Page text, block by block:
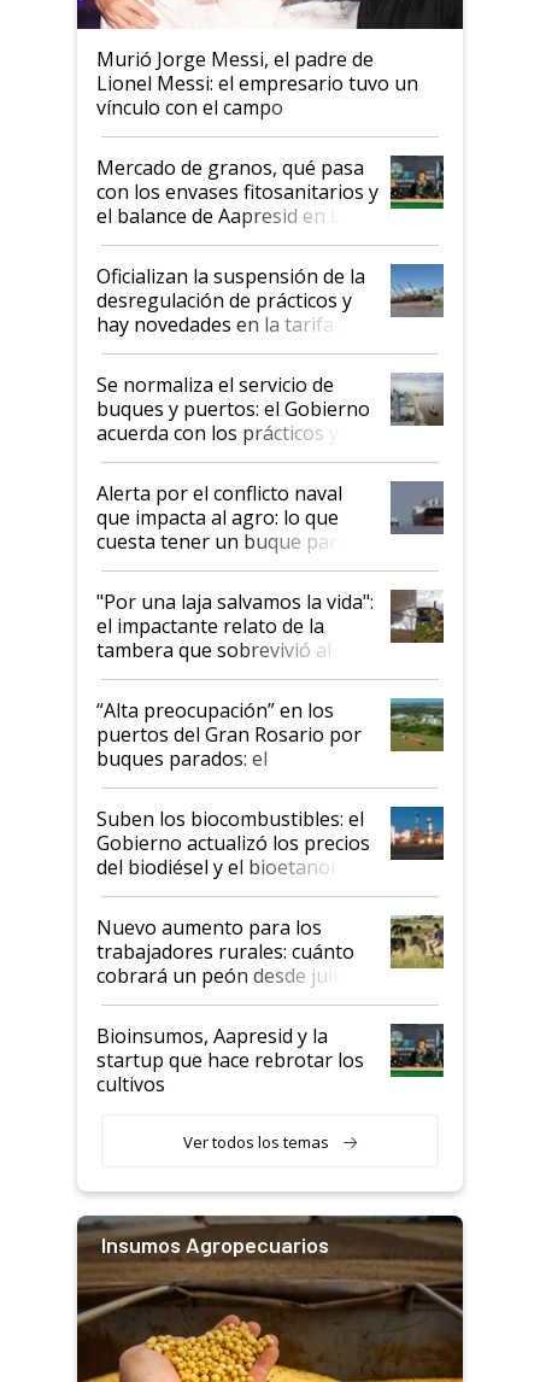
Murió Jorge Messi, el padre de
Lionel Messi: el empresario tuvo un
vínculo con el campo
Mercado de granos, qué pasa
con los envases fitosanitarios y
el balance de Aapresid en La
Posta
Oficializan la suspensión de la
desregulación de prácticos y
hay novedades en la tarifa de
la hidrovía
Se normaliza el servicio de
buques y puertos: el Gobierno
acuerda con los prácticos y
suspende el decreto de
desregulación
Alerta por el conflicto naval
que impacta al agro: lo que
cuesta tener un buque parado
y el peligro de que Argentina
pase a ser "país sucio"
"Por una laja salvamos la vida":
el impactante relato de la
tambera que sobrevivió al
tornado
“Alta preocupación” en los
puertos del Gran Rosario por
buques parados: el
funcionamiento de las
exportadoras en tensión tras
la medida de fuerza de los
prácticos
Suben los biocombustibles: el
Gobierno actualizó los precios
del biodiésel y el bioetanol
Nuevo aumento para los
trabajadores rurales: cuánto
cobrará un peón desde julio
Bioinsumos, Aapresid y la
startup que hace rebrotar los
cultivos
Ver todos los temas
Insumos Agropecuarios